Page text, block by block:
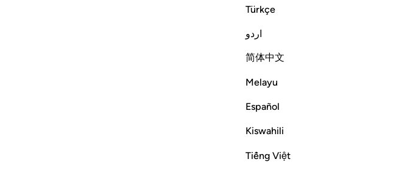
Türkçe
اردو
简体中文
Melayu
Español
Kiswahili
Tiếng Việt
ﲀ